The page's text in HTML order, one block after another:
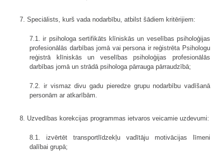
7. Speciālists, kurš vada nodarbību, atbilst šādiem kritērijiem:
7.1. ir psihologa sertifikāts klīniskās un veselības psiholoģijas
profesionālās darbības jomā vai persona ir reģistrēta Psihologu
reģistrā klīniskās un veselības psiholoģijas profesionālās
darbības jomā un strādā psihologa pārrauga pārraudzībā;
7.2. ir vismaz divu gadu pieredze grupu nodarbību vadīšanā
personām ar atkarībām.
8. Uzvedības korekcijas programmas ietvaros veicamie uzdevumi:
8.1. izvērtēt transportlīdzekļu vadītāju motivācijas līmeni
dalībai grupā;